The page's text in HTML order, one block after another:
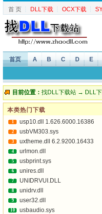
首 页 ┆ DLL下载 ┆ OCX下载 ┆
首页 A B C D E
目前位置： 找DLL下载站 → DLL
本类热门下载
1 usp10.dll 1.626.6000.16386
2 usbVM303.sys
3 uxtheme.dll 6.2.9200.16433
4 urlmon.dll
5 usbprint.sys
6 unires.dll
7 UNIDRVUI.DLL
8 unidrv.dll
9 user32.dll
10 usbaudio.sys